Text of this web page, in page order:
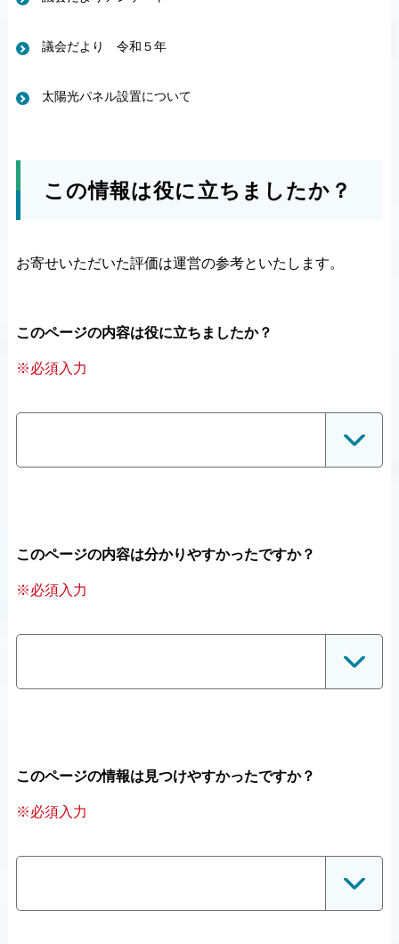
議会だより 令和５年
太陽光パネル設置について
この情報は役に立ちましたか？
お寄せいただいた評価は運営の参考といたします。
このページの内容は役に立ちましたか？
※必須入力
このページの内容は分かりやすかったですか？
※必須入力
このページの情報は見つけやすかったですか？
※必須入力